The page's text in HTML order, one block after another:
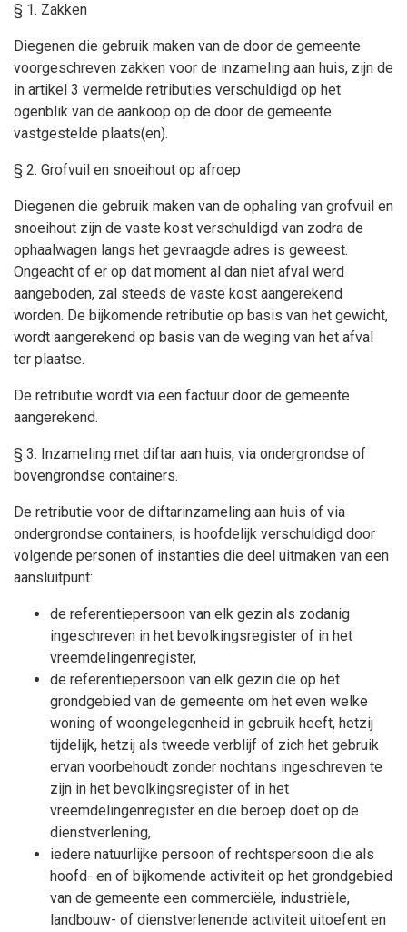
§ 1. Zakken
Diegenen die gebruik maken van de door de gemeente
voorgeschreven zakken voor de inzameling aan huis, zijn de
in artikel 3 vermelde retributies verschuldigd op het
ogenblik van de aankoop op de door de gemeente
vastgestelde plaats(en).
§ 2. Grofvuil en snoeihout op afroep
Diegenen die gebruik maken van de ophaling van grofvuil en
snoeihout zijn de vaste kost verschuldigd van zodra de
ophaalwagen langs het gevraagde adres is geweest.
Ongeacht of er op dat moment al dan niet afval werd
aangeboden, zal steeds de vaste kost aangerekend
worden. De bijkomende retributie op basis van het gewicht,
wordt aangerekend op basis van de weging van het afval
ter plaatse.
De retributie wordt via een factuur door de gemeente
aangerekend.
§ 3. Inzameling met diftar aan huis, via ondergrondse of
bovengrondse containers.
De retributie voor de diftarinzameling aan huis of via
ondergrondse containers, is hoofdelijk verschuldigd door
volgende personen of instanties die deel uitmaken van een
aansluitpunt:
de referentiepersoon van elk gezin als zodanig
ingeschreven in het bevolkingsregister of in het
vreemdelingenregister,
de referentiepersoon van elk gezin die op het
grondgebied van de gemeente om het even welke
woning of woongelegenheid in gebruik heeft, hetzij
tijdelijk, hetzij als tweede verblijf of zich het gebruik
ervan voorbehoudt zonder nochtans ingeschreven te
zijn in het bevolkingsregister of in het
vreemdelingenregister en die beroep doet op de
dienstverlening,
iedere natuurlijke persoon of rechtspersoon die als
hoofd- en of bijkomende activiteit op het grondgebied
van de gemeente een commerciële, industriële,
landbouw- of dienstverlenende activiteit uitoefent en